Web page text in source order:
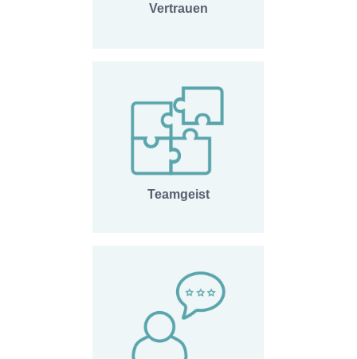
Vertrauen
Teamgeist